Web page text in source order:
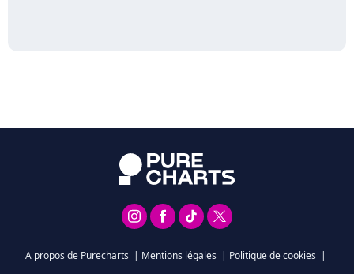
A propos de Purecharts | Mentions légales | Politique de cookies |